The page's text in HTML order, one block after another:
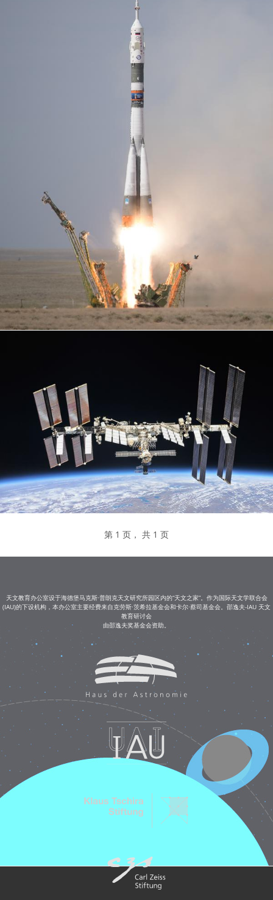
第 1 页， 共 1 页
天文教育办公室设于海德堡马克斯·普朗克天文研究所园区内的“天文之家”。作为国际天文学联合会
(IAU)的下设机构，本办公室主要经费来自克劳斯·茨希拉基金会和卡尔·蔡司基金会。邵逸夫-IAU 天文
教育研讨会
由邵逸夫奖基金会资助。